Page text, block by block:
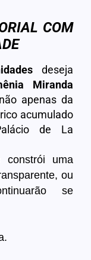
COM
deseja
Miranda
apenas da
acumulado
de La
uma
ou
se